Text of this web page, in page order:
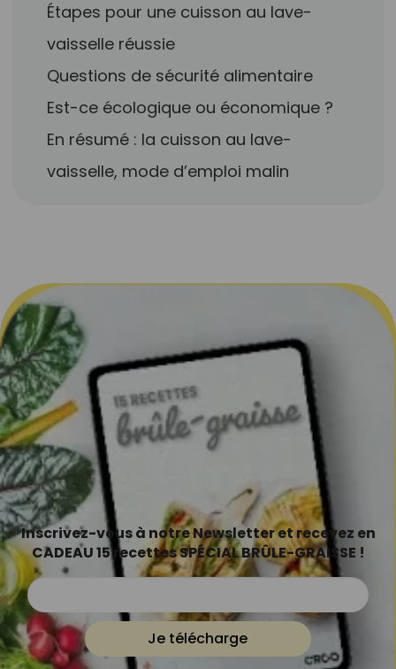
Étapes pour une cuisson au lave-
vaisselle réussie
Questions de sécurité alimentaire
Est-ce écologique ou économique ?
En résumé : la cuisson au lave-
vaisselle, mode d’emploi malin
Inscrivez-vous à notre Newsletter et recevez en
CADEAU 15 recettes SPÉCIAL BRÛLE-GRAISSE !
Je télécharge